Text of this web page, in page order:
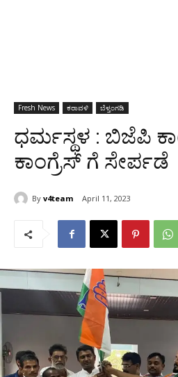
Fresh News ಕರಾವಳಿ ಬೆಳ್ತಂಗಡಿ
ಧರ್ಮಸ್ಥಳ : ಬಿಜೆಪಿ
ಕಾಂಗ್ರೆಸ್ ಗೆ ಸೇರ್ಪಡೆ
By v4team April 11, 2023